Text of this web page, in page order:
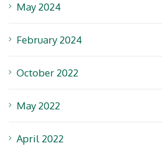
May 2024
February 2024
October 2022
May 2022
April 2022